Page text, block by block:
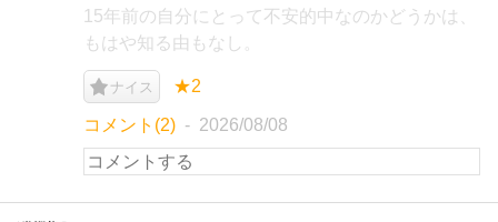
15年前の自分にとって不安的中なのかどうかは、
もはや知る由もなし。
ナイス ★2
コメント(2) 2026/08/08